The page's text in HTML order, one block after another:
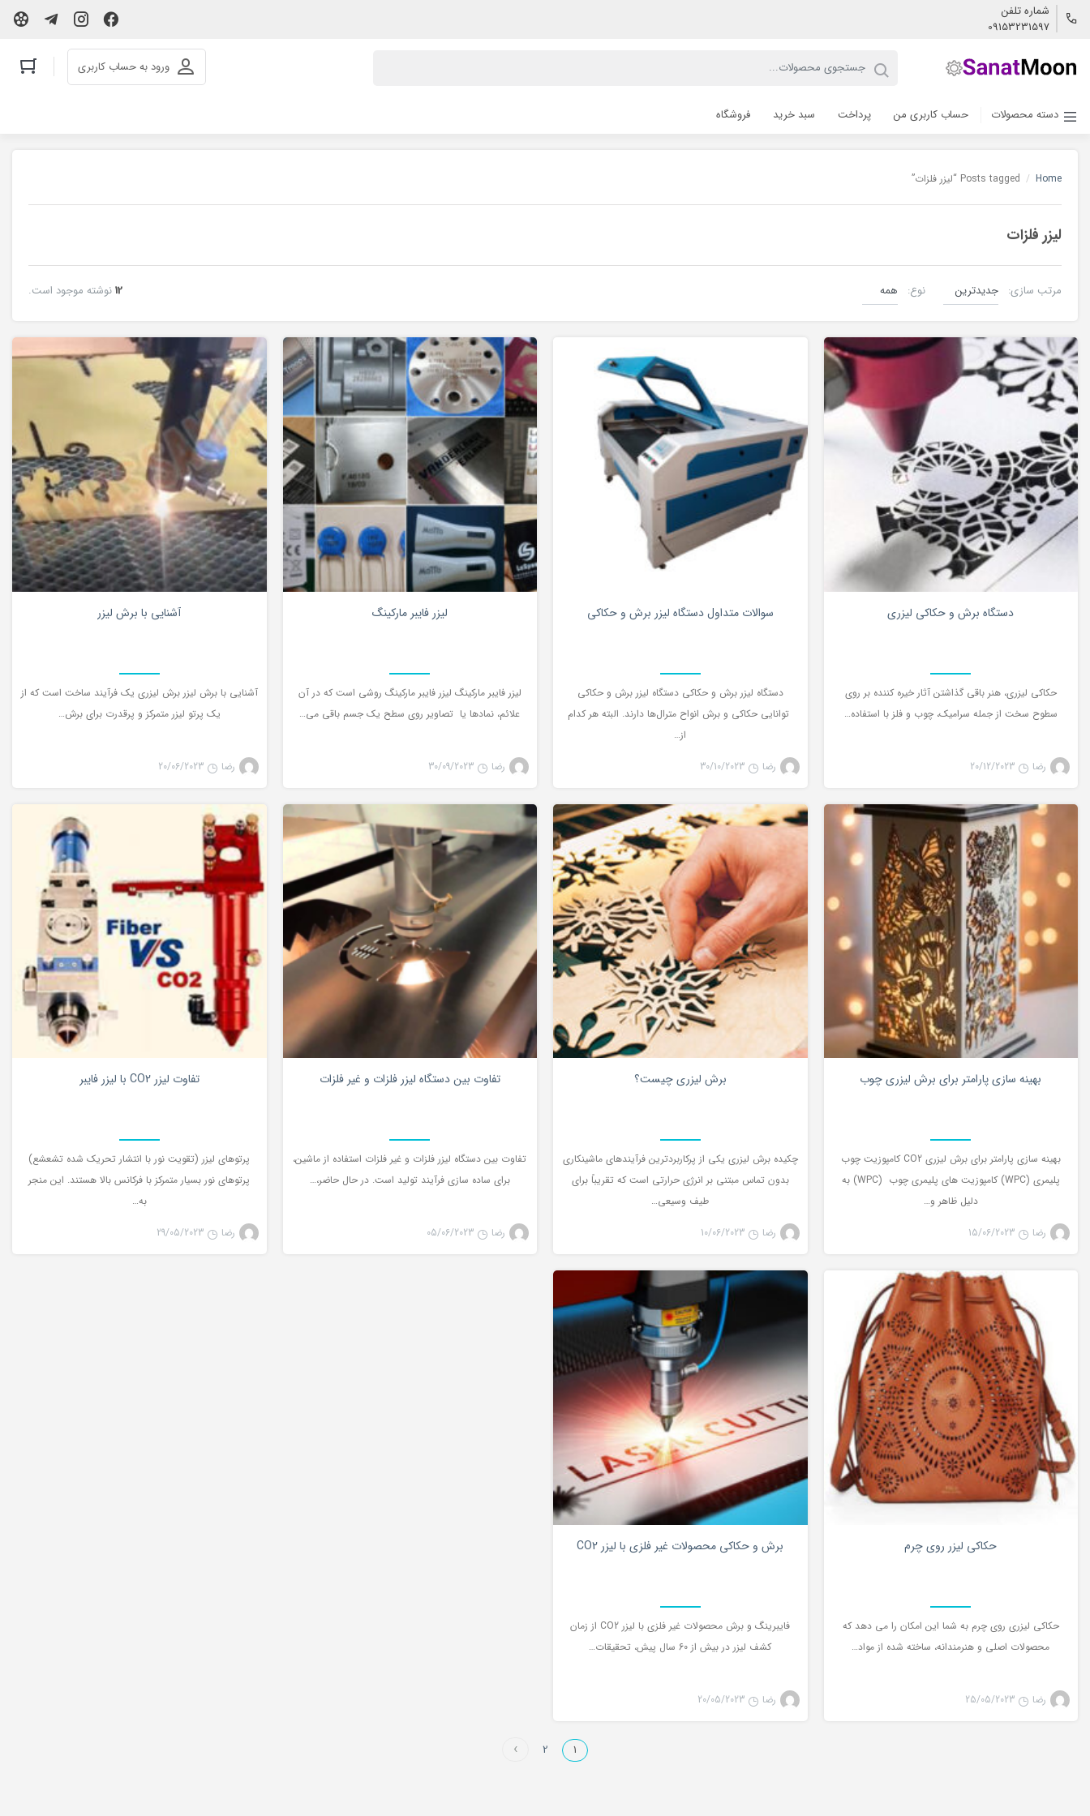
شماره تلفن
09153231597
ورود به حساب کاربری
دسته محصولات حساب کاربری من پرداخت سبد خرید فروشگاه
Home
/ Posts tagged “لیزر فلزات”
لیزر فلزات
مرتب سازی: نوع: 12نوشته موجود است.
دستگاه برش و حکاکی لیزری
حکاکی لیزری، هنر باقی گذاشتن آثار خیره کننده بر روی
سطوح سخت از جمله سرامیک، چوب و فلز با استفاده…
رضا 20/12/2023
سوالات متداول دستگاه لیزر برش و حکاکی
دستگاه لیزر برش و حکاکی دستگاه لیزر برش و حکاکی
توانایی حکاکی و برش انواح مترال‌ها دارند. البته هر کدام
از…
رضا 30/10/2023
لیزر فایبر مارکینگ
لیزر فایبر مارکینگ لیزر فایبر مارکینگ روشی است که در آن
علائم، نمادها یا تصاویر روی سطح یک جسم باقی می…
رضا 30/09/2023
آشنایی با برش لیزر
آشنایی با برش لیزر برش لیزری یک فرآیند ساخت است که از
یک پرتو لیزر متمرکز و پرقدرت برای برش…
رضا 20/06/2023
بهینه سازی پارامتر برای برش لیزری چوب
بهینه سازی پارامتر برای برش لیزری CO2 کامپوزیت چوب
پلیمری (WPC) کامپوزیت های پلیمری چوب (WPC) به
دلیل ظاهر و…
رضا 15/06/2023
برش لیزری چیست؟
چکیده برش لیزری یکی از پرکاربردترین فرآیندهای ماشینکاری
بدون تماس مبتنی بر انرژی حرارتی است که تقریباً برای
طیف وسیعی…
رضا 10/06/2023
تفاوت بین دستگاه لیزر فلزات و غیر فلزات
تفاوت بین دستگاه لیزر فلزات و غیر فلزات استفاده از ماشین،
براي ساده سازی فرآیند تولید است. در حال حاضر،…
رضا 05/06/2023
تفاوت لیزر CO2 با لیزر فایبر
پرتوهای لیزر (تقویت نور با انتشار تحریک شده تشعشع)
پرتوهای نور بسیار متمرکز با فرکانس بالا هستند. این منجر
به…
رضا 29/05/2023
حکاکی لیزر روی چرم
حکاکی لیزری روی چرم به شما این امکان را می دهد که
محصولات اصلی و هنرمندانه، ساخته شده از مواد…
رضا 25/05/2023
برش و حکاکی محصولات غیر فلزی با لیزر CO2
فایبرینگ و برش محصولات غیر فلزی با لیزر CO2 از زمان
کشف لیزر در بیش از 60 سال پیش، تحقیقات…
رضا 20/05/2023
1
2